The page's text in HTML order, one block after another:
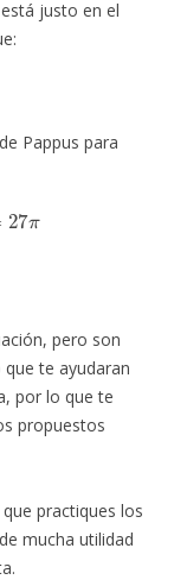
justo en el
Pappus para
π
pero son
te ayudaran
por lo que te
propuestos
practiques los
mucha utilidad